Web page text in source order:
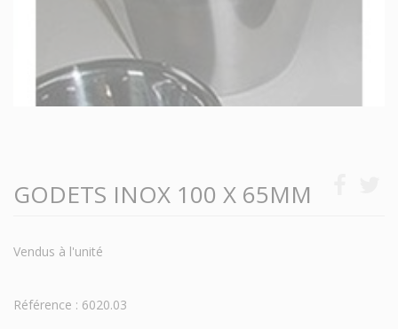
GODETS INOX 100 X 65MM
Vendus à l'unité
Référence : 6020.03